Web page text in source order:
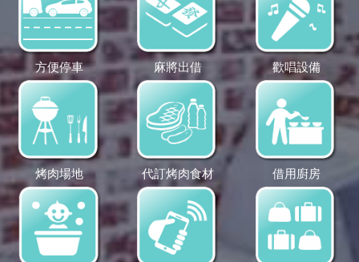
方便停車 麻將出借 歡唱設備
烤肉場地 代訂烤肉食材 借用廚房